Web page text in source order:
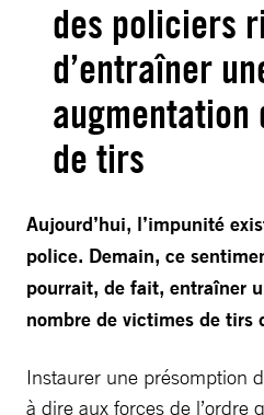
des policiers
d’entraîner
augmentation
de tirs
Aujourd’hui, l’impunité
police. Demain, ce
pourrait, de fait, entraîner
nombre de victimes de tirs
Instaurer une présomption
à dire aux forces de l’ordre